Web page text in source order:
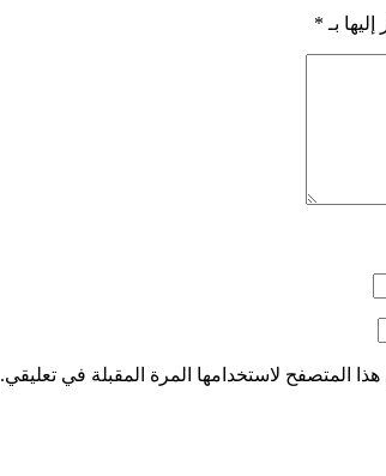
بـ *
المتصفح لاستخدامها المرة المقبلة في تعليقي.